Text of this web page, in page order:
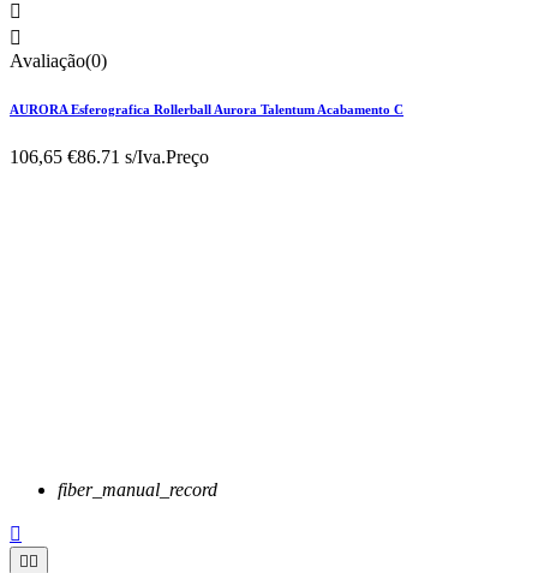


Avaliação(0)
AURORA Esferografica Rollerball Aurora Talentum Acabamento C
106,65 €86.71 s/Iva.Preço
fiber_manual_record

 